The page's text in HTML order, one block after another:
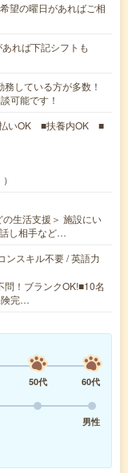
望の曜日があればご相
れば下記シフトも
務している方が多数！
可能です！
いOK ■扶養内OK ■
生活支援＞ 施設にい
し相手など…
ンスキル不要 / 英語力
！ブランクOK!■10名
険完…
50代
60代
男性